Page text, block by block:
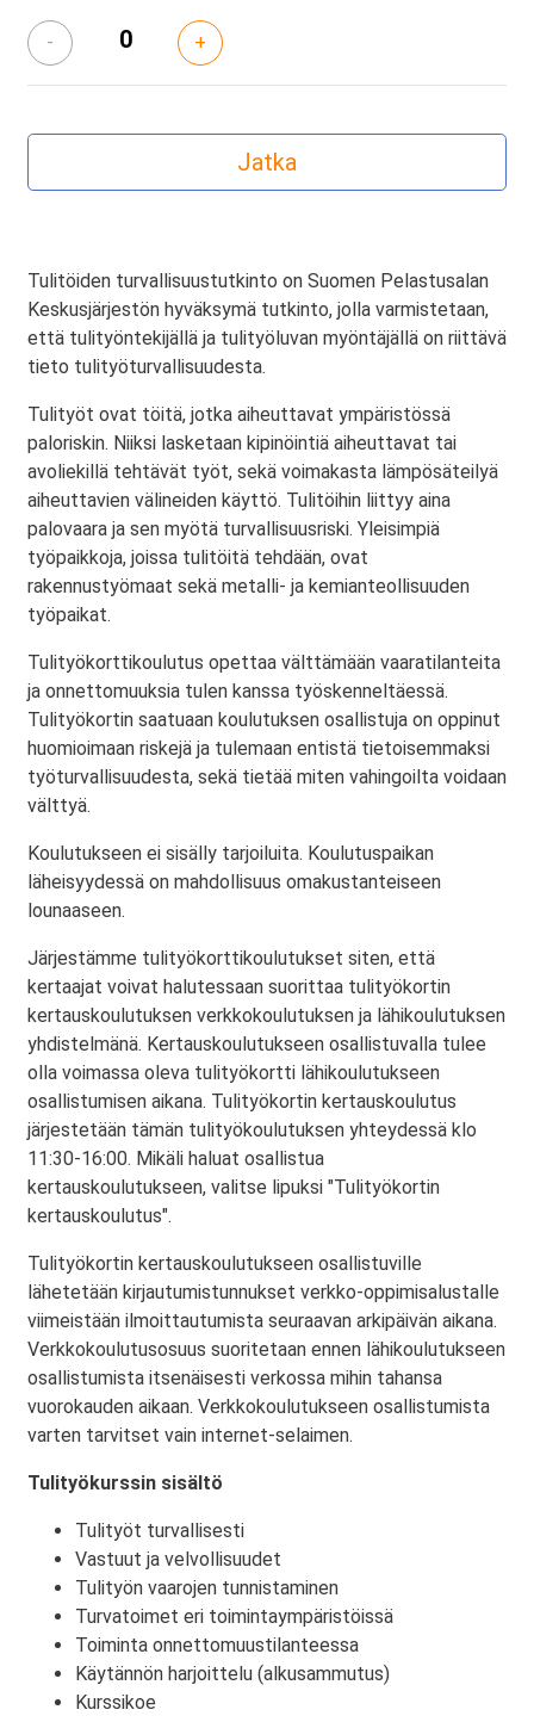
- +
Tulitöiden turvallisuustutkinto on Suomen Pelastusalan
Keskusjärjestön hyväksymä tutkinto, jolla varmistetaan,
että tulityöntekijällä ja tulityöluvan myöntäjällä on riittävä
tieto tulityöturvallisuudesta.
Tulityöt ovat töitä, jotka aiheuttavat ympäristössä
paloriskin. Niiksi lasketaan kipinöintiä aiheuttavat tai
avoliekillä tehtävät työt, sekä voimakasta lämpösäteilyä
aiheuttavien välineiden käyttö. Tulitöihin liittyy aina
palovaara ja sen myötä turvallisuusriski. Yleisimpiä
työpaikkoja, joissa tulitöitä tehdään, ovat
rakennustyömaat sekä metalli- ja kemianteollisuuden
työpaikat.
Tulityökorttikoulutus opettaa välttämään vaaratilanteita
ja onnettomuuksia tulen kanssa työskenneltäessä.
Tulityökortin saatuaan koulutuksen osallistuja on oppinut
huomioimaan riskejä ja tulemaan entistä tietoisemmaksi
työturvallisuudesta, sekä tietää miten vahingoilta voidaan
välttyä.
Koulutukseen ei sisälly tarjoiluita. Koulutuspaikan
läheisyydessä on mahdollisuus omakustanteiseen
lounaaseen.
Järjestämme tulityökorttikoulutukset siten, että
kertaajat voivat halutessaan suorittaa tulityökortin
kertauskoulutuksen verkkokoulutuksen ja lähikoulutuksen
yhdistelmänä. Kertauskoulutukseen osallistuvalla tulee
olla voimassa oleva tulityökortti lähikoulutukseen
osallistumisen aikana. Tulityökortin kertauskoulutus
järjestetään tämän tulityökoulutuksen yhteydessä klo
11:30-16:00. Mikäli haluat osallistua
kertauskoulutukseen, valitse lipuksi "Tulityökortin
kertauskoulutus".
Tulityökortin kertauskoulutukseen osallistuville
lähetetään kirjautumistunnukset verkko-oppimisalustalle
viimeistään ilmoittautumista seuraavan arkipäivän aikana.
Verkkokoulutusosuus suoritetaan ennen lähikoulutukseen
osallistumista itsenäisesti verkossa mihin tahansa
vuorokauden aikaan. Verkkokoulutukseen osallistumista
varten tarvitset vain internet-selaimen.
Tulityökurssin sisältö
Tulityöt turvallisesti
Vastuut ja velvollisuudet
Tulityön vaarojen tunnistaminen
Turvatoimet eri toimintaympäristöissä
Toiminta onnettomuustilanteessa
Käytännön harjoittelu (alkusammutus)
Kurssikoe